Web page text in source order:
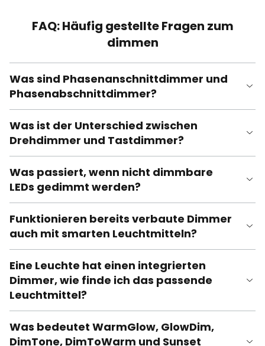
FAQ: Häufig gestellte Fragen zum
dimmen
Was sind Phasenanschnittdimmer und
Phasenabschnittdimmer?
Was ist der Unterschied zwischen
Drehdimmer und Tastdimmer?
Was passiert, wenn nicht dimmbare
LEDs gedimmt werden?
Funktionieren bereits verbaute Dimmer
auch mit smarten Leuchtmitteln?
Eine Leuchte hat einen integrierten
Dimmer, wie finde ich das passende
Leuchtmittel?
Was bedeutet WarmGlow, GlowDim,
DimTone, DimToWarm und Sunset